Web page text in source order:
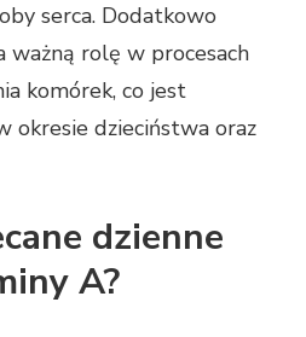
serca. Dodatkowo
rolę w procesach
komórek, co jest
okresie dzieciństwa oraz
dzienne
A?